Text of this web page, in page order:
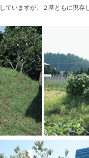
ていますが、２基ともに現存